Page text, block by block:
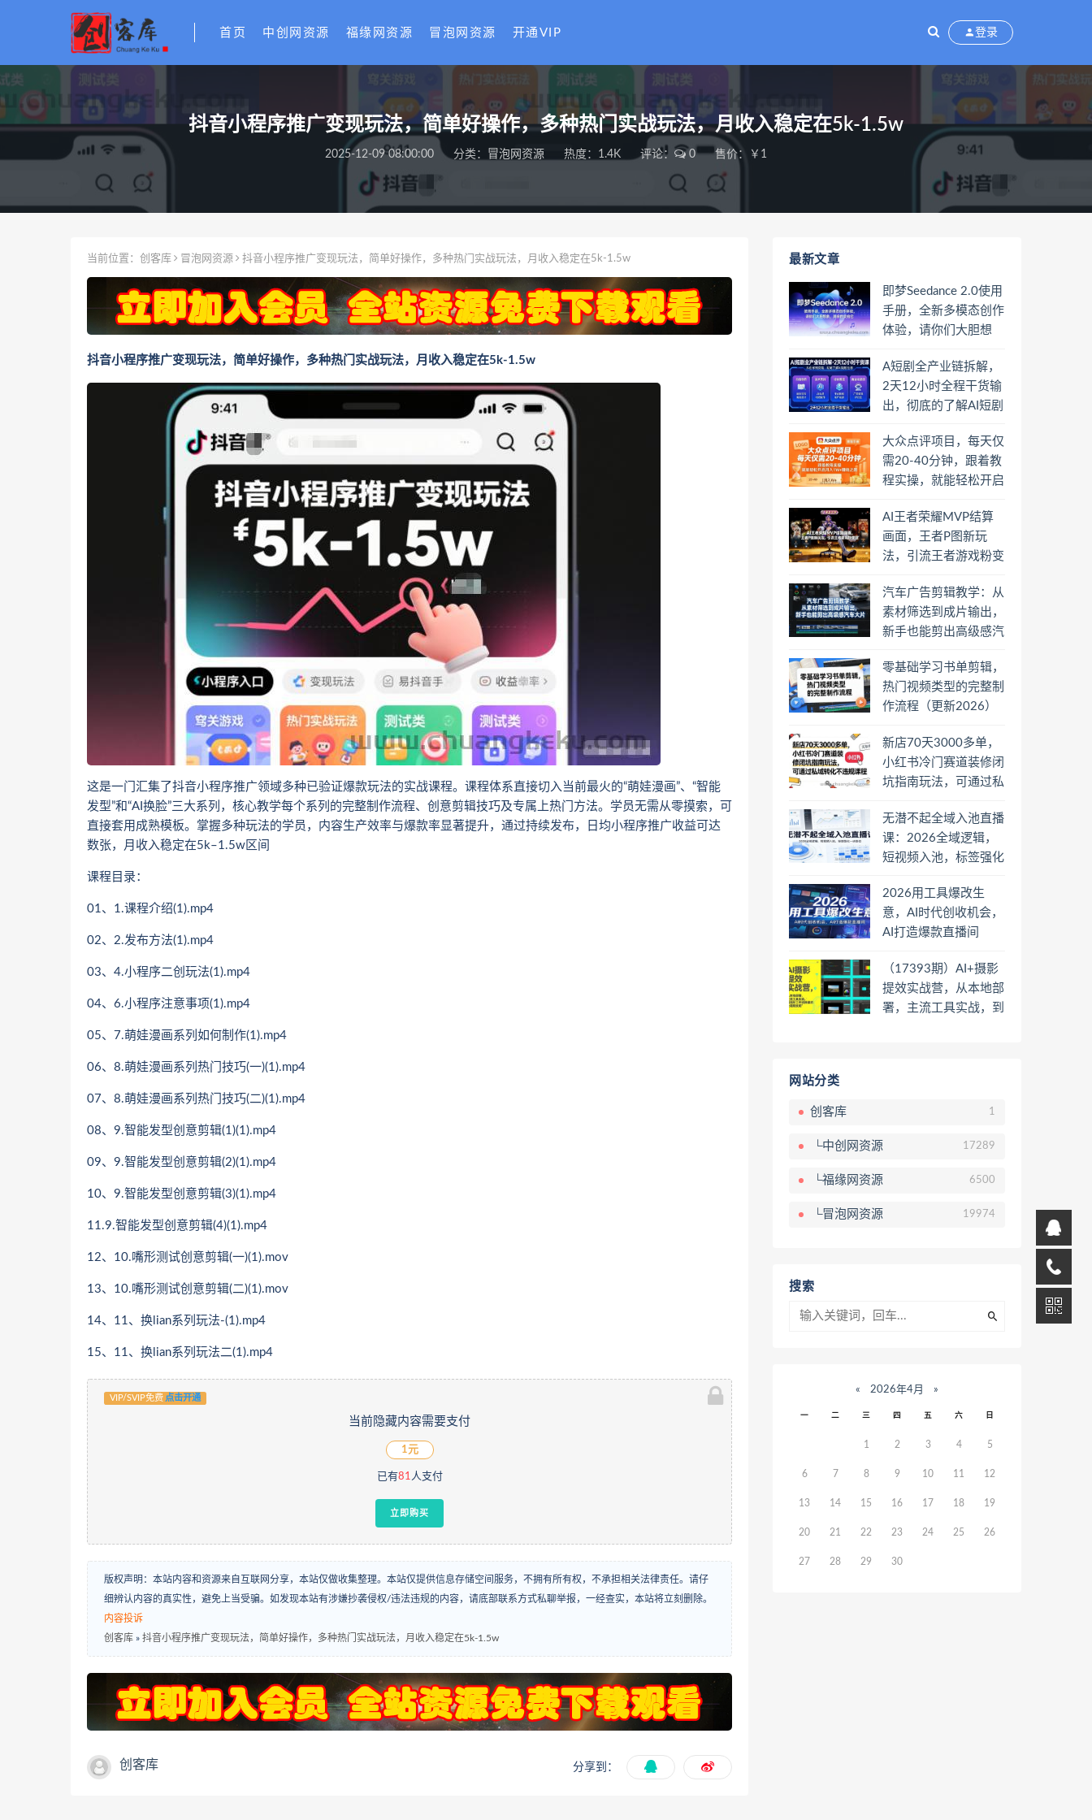
首页 中创网资源 福缘网资源 冒泡网资源 开通VIP 登录
抖音小程序推广变现玩法，简单好操作，多种热门实战玩法，月收入稳定在5k-1.5w
2025-12-09 08:00:00 分类： 冒泡网资源 热度：1.4K 评论： 0 售价：￥1
当前位置： 创客库 冒泡网资源 抖音小程序推广变现玩法，简单好操作，多种热门实战玩法，月收入稳定在5k-1.5w
抖音小程序推广变现玩法，简单好操作，多种热门实战玩法，月收入稳定在5k-1.5w
这是一门汇集了抖音小程序推广领域多种已验证爆款玩法的实战课程。课程体系直接切入当前最火的“萌娃漫画”、“智能
发型”和“AI换脸”三大系列，核心教学每个系列的完整制作流程、创意剪辑技巧及专属上热门方法。学员无需从零摸索，可
直接套用成熟模板。掌握多种玩法的学员，内容生产效率与爆款率显著提升，通过持续发布，日均小程序推广收益可达
数张，月收入稳定在5k–1.5w区间
课程目录：
01、1.课程介绍(1).mp4
02、2.发布方法(1).mp4
03、4.小程序二创玩法(1).mp4
04、6.小程序注意事项(1).mp4
05、7.萌娃漫画系列如何制作(1).mp4
06、8.萌娃漫画系列热门技巧(一)(1).mp4
07、8.萌娃漫画系列热门技巧(二)(1).mp4
08、9.智能发型创意剪辑(1)(1).mp4
09、9.智能发型创意剪辑(2)(1).mp4
10、9.智能发型创意剪辑(3)(1).mp4
11.9.智能发型创意剪辑(4)(1).mp4
12、10.嘴形测试创意剪辑(一)(1).mov
13、10.嘴形测试创意剪辑(二)(1).mov
14、11、换lian系列玩法-(1).mp4
15、11、换lian系列玩法二(1).mp4
VIP/SVIP免费 点击开通
当前隐藏内容需要支付
1元
已有81人支付
立即购买
版权声明：本站内容和资源来自互联网分享，本站仅做收集整理。本站仅提供信息存储空间服务，不拥有所有权，不承担相关法律责任。请仔
细辨认内容的真实性，避免上当受骗。如发现本站有涉嫌抄袭侵权/违法违规的内容，请底部联系方式私聊举报，一经查实，本站将立刻删除。
内容投诉
创客库 » 抖音小程序推广变现玩法，简单好操作，多种热门实战玩法，月收入稳定在5k-1.5w
创客库 分享到：
最新文章
即梦Seedance 2.0使用
手册，全新多模态创作
体验，请你们大胆想
A短剧全产业链拆解，
2天12小时全程干货输
出，彻底的了解AI短剧
大众点评项目，每天仅
需20-40分钟，跟着教
程实操，就能轻松开启
AI王者荣耀MVP结算
画面，王者P图新玩
法，引流王者游戏粉变
汽车广告剪辑教学：从
素材筛选到成片输出，
新手也能剪出高级感汽
零基础学习书单剪辑，
热门视频类型的完整制
作流程（更新2026）
新店70天3000多单，
小红书冷门赛道装修闭
坑指南玩法，可通过私
无潜不起全域入池直播
课：2026全域逻辑，
短视频入池，标签强化
2026用工具爆改生
意，AI时代创收机会，
AI打造爆款直播间
（17393期）AI+摄影
提效实战营，从本地部
署，主流工具实战，到
网站分类
创客库 1
└中创网资源 17289
└福缘网资源 6500
└冒泡网资源 19974
搜索
« 2026年4月 »
一 二 三 四 五 六 日
1 2 3 4 5
6 7 8 9 10 11 12
13 14 15 16 17 18 19
20 21 22 23 24 25 26
27 28 29 30